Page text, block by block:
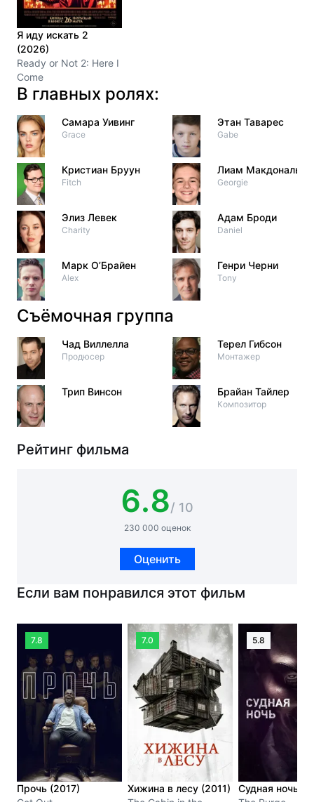
Я иду искать 2
(2026)
Ready or Not 2: Here I
Come
В главных ролях:
Самара Уивинг
Grace
Кристиан Бруун
Fitch
Элиз Левек
Charity
Марк О’Брайен
Alex
Этан Таварес
Gabe
Лиам Макдональд
Georgie
Адам Броди
Daniel
Генри Черни
Tony
Съёмочная группа
Чад Виллелла
Продюсер
Трип Винсон
Терел Гибсон
Монтажер
Брайан Тайлер
Композитор
Рейтинг фильма
6.8/ 10
230 000 оценок
Оценить
Если вам понравился этот фильм
7.8
Прочь (2017)
7.0
Хижина в лесу (2011)
5.8
Судная ночь